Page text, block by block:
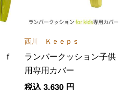
西川 Ｋｅｅｐｓ
ランバークッション子供
用専用カバー
税込 3,630円